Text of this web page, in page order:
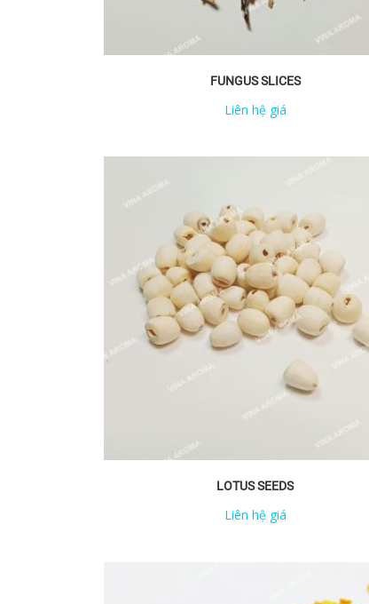
FUNGUS SLICES
Liên hệ giá
LOTUS SEEDS
Liên hệ giá